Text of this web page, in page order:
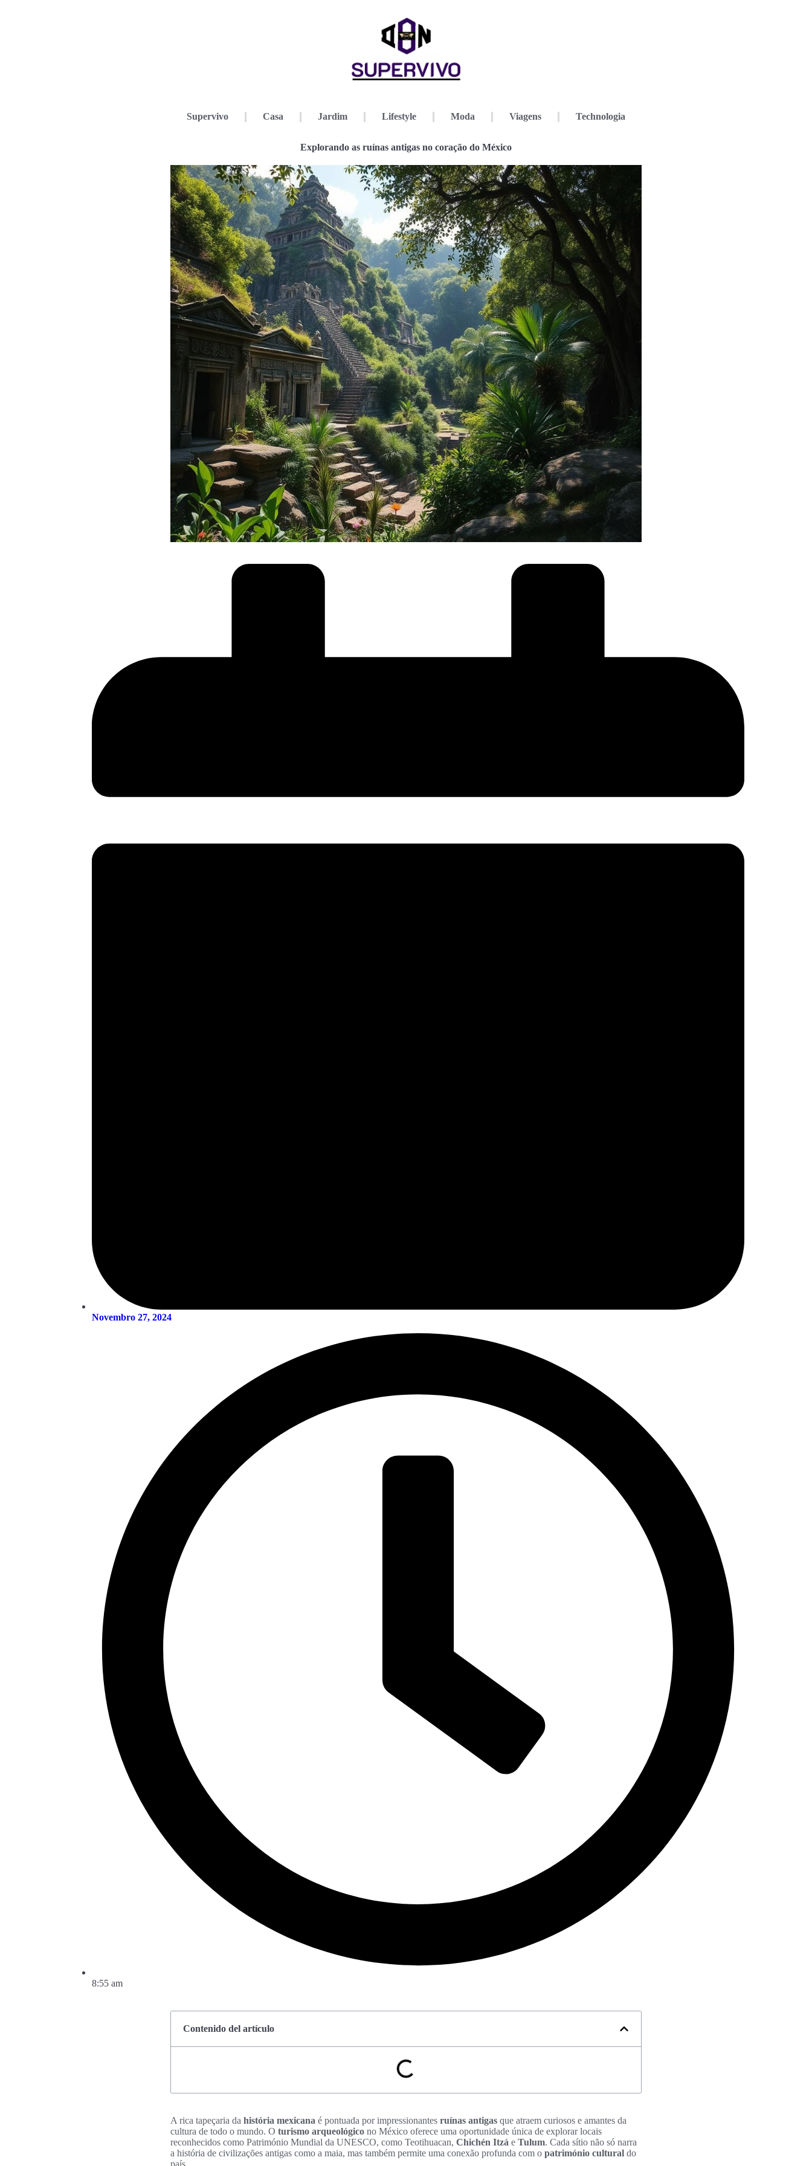
Supervivo Casa Jardim Lifestyle Moda Viagens Technologia
Explorando as ruínas antigas no coração do México
Novembro 27, 2024
8:55 am
Contenido del artículo
A rica tapeçaria da história mexicana é pontuada por impressionantes ruínas antigas que atraem curiosos e amantes da
cultura de todo o mundo. O turismo arqueológico no México oferece uma oportunidade única de explorar locais
reconhecidos como Património Mundial da UNESCO, como Teotihuacan, Chichén Itzá e Tulum. Cada sítio não só narra
a história de civilizações antigas como a maia, mas também permite uma conexão profunda com o património cultural do